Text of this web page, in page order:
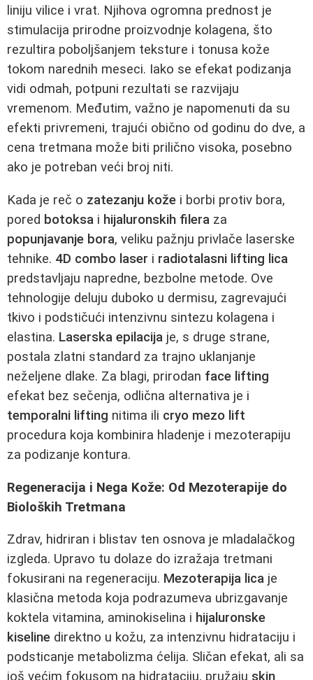
liniju vilice i vrat. Njihova ogromna prednost je
stimulacija prirodne proizvodnje kolagena, što
rezultira poboljšanjem teksture i tonusa kože
tokom narednih meseci. Iako se efekat podizanja
vidi odmah, potpuni rezultati se razvijaju
vremenom. Međutim, važno je napomenuti da su
efekti privremeni, trajući obično od godinu do dve, a
cena tretmana može biti prilično visoka, posebno
ako je potreban veći broj niti.
Kada je reč o zatezanju kože i borbi protiv bora,
pored botoksa i hijaluronskih filera za
popunjavanje bora, veliku pažnju privlače laserske
tehnike. 4D combo laser i radiotalasni lifting lica
predstavljaju napredne, bezbolne metode. Ove
tehnologije deluju duboko u dermisu, zagrevajući
tkivo i podstičući intenzivnu sintezu kolagena i
elastina. Laserska epilacija je, s druge strane,
postala zlatni standard za trajno uklanjanje
neželjene dlake. Za blagi, prirodan face lifting
efekat bez sečenja, odlična alternativa je i
temporalni lifting nitima ili cryo mezo lift
procedura koja kombinira hladenje i mezoterapiju
za podizanje kontura.
Regeneracija i Nega Kože: Od Mezoterapije do
Bioloških Tretmana
Zdrav, hidriran i blistav ten osnova je mladalačkog
izgleda. Upravo tu dolaze do izražaja tretmani
fokusirani na regeneraciju. Mezoterapija lica je
klasična metoda koja podrazumeva ubrizgavanje
koktela vitamina, aminokiselina i hijaluronske
kiseline direktno u kožu, za intenzivnu hidrataciju i
podsticanje metabolizma ćelija. Sličan efekat, ali sa
još većim fokusom na hidrataciju, pružaju skin